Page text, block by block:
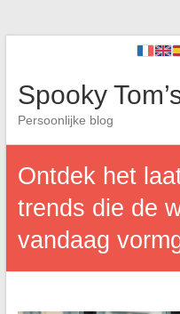
Spooky
Persoonlijke blog
Ontdek het
trends die de
vandaag